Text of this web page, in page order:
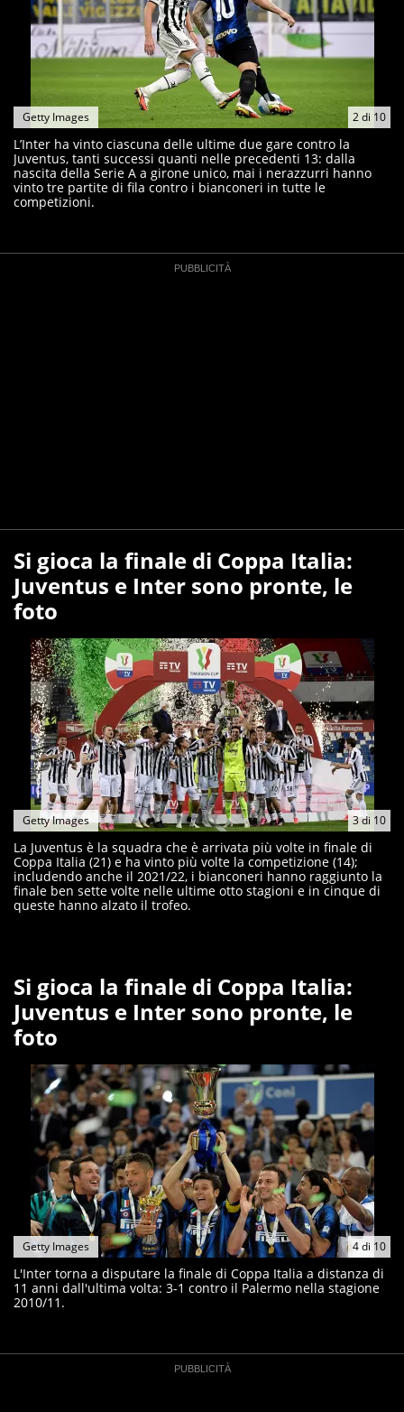
2di 10
Getty Images
L’Inter ha vinto ciascuna delle ultime due gare contro la
Juventus, tanti successi quanti nelle precedenti 13: dalla
nascita della Serie A a girone unico, mai i nerazzurri hanno
vinto tre partite di fila contro i bianconeri in tutte le
competizioni.
Si gioca la finale di Coppa Italia:
Juventus e Inter sono pronte, le
foto
3di 10
Getty Images
La Juventus è la squadra che è arrivata più volte in finale di
Coppa Italia (21) e ha vinto più volte la competizione (14);
includendo anche il 2021/22, i bianconeri hanno raggiunto la
finale ben sette volte nelle ultime otto stagioni e in cinque di
queste hanno alzato il trofeo.
Si gioca la finale di Coppa Italia:
Juventus e Inter sono pronte, le
foto
4di 10
Getty Images
L'Inter torna a disputare la finale di Coppa Italia a distanza di
11 anni dall'ultima volta: 3-1 contro il Palermo nella stagione
2010/11.